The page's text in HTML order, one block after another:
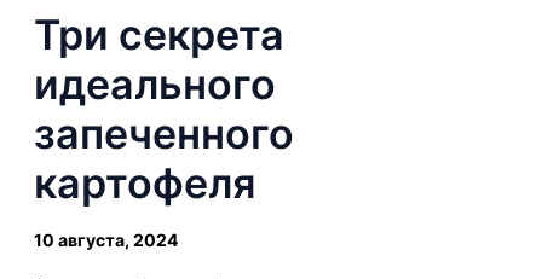
Три секрета
идеального
запеченного
картофеля
10 августа, 2024